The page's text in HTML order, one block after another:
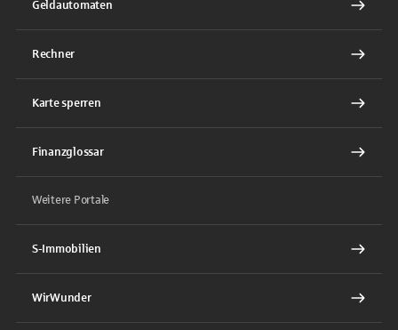
Geldautomaten
Rechner
Karte sperren
Finanzglossar
Weitere Portale
S-Immobilien
WirWunder